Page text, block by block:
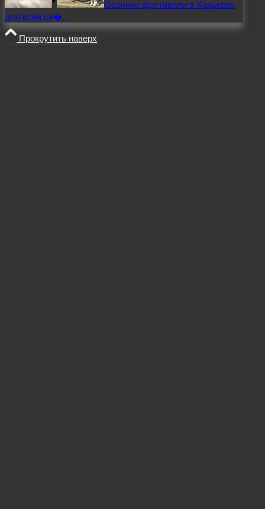
Осенние фестивали в Харькове
для всей се�...
Прокрутить наверх